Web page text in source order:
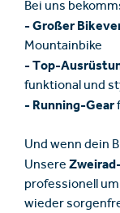
Bei uns
- Großer
Mountainbike
- Top-
funktional und
- Running-Gear
Und wenn dein
Unsere
professionell
wieder